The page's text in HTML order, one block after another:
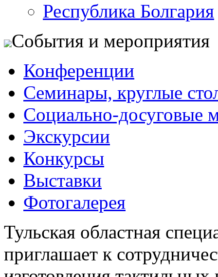
Республика Болгария
События и мероприятия
Конференции
Семинары, круглые
Социально-досуговые
Экскурсии
Конкурсы
Выставки
Фотогалерея
Тульская областная
приглашает к